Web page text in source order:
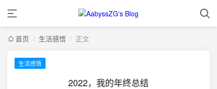
首页 / 生活感悟 / 正文
生活感悟
2022，我的年终总结